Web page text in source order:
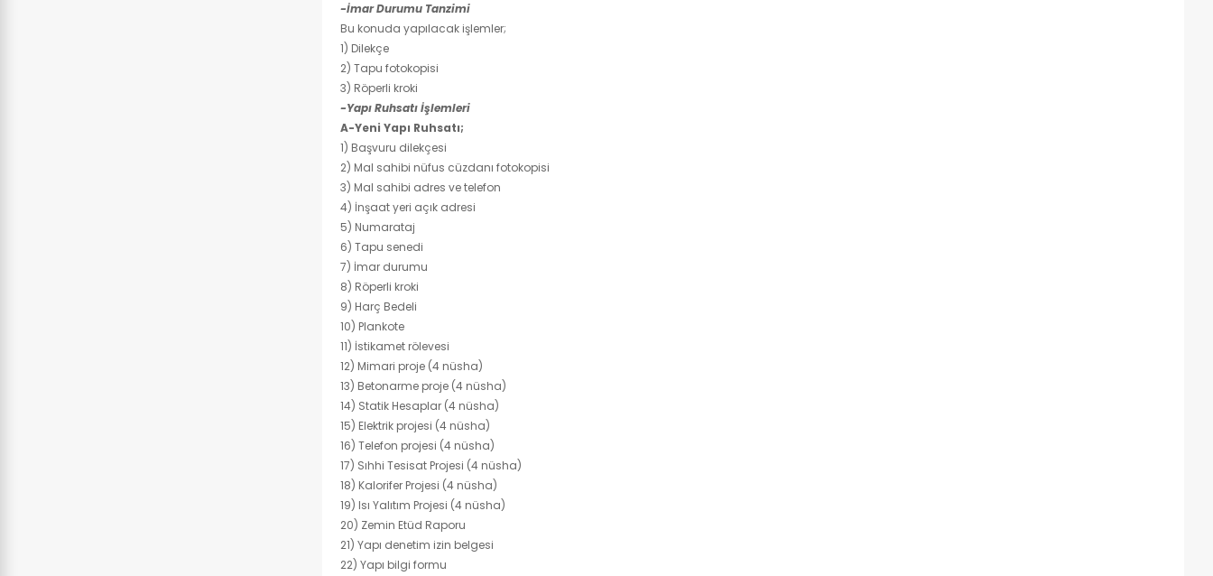
-İmar Durumu Tanzimi
Bu konuda yapılacak işlemler;
1) Dilekçe
2) Tapu fotokopisi
3) Röperli kroki
-Yapı Ruhsatı İşlemleri
A-Yeni Yapı Ruhsatı;
1) Başvuru dilekçesi
2) Mal sahibi nüfus cüzdanı fotokopisi
3) Mal sahibi adres ve telefon
4) İnşaat yeri açık adresi
5) Numarataj
6) Tapu senedi
7) İmar durumu
8) Röperli kroki
9) Harç Bedeli
10) Plankote
11) İstikamet rölevesi
12) Mimari proje (4 nüsha)
13) Betonarme proje (4 nüsha)
14) Statik Hesaplar (4 nüsha)
15) Elektrik projesi (4 nüsha)
16) Telefon projesi (4 nüsha)
17) Sıhhi Tesisat Projesi (4 nüsha)
18) Kalorifer Projesi (4 nüsha)
19) Isı Yalıtım Projesi (4 nüsha)
20) Zemin Etüd Raporu
21) Yapı denetim izin belgesi
22) Yapı bilgi formu